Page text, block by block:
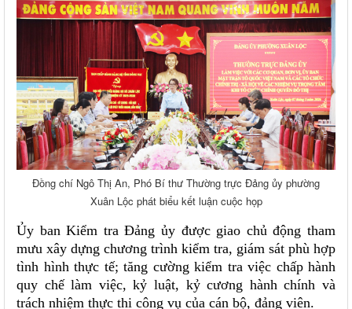
Đồng chí Ngô Thị An, Phó Bí thư Thường trực Đảng ủy phường
Xuân Lộc phát biểu kết luận cuộc họp
Ủy ban Kiểm tra Đảng ủy được giao chủ động tham
mưu xây dựng chương trình kiểm tra, giám sát phù hợp
tình hình thực tế; tăng cường kiểm tra việc chấp hành
quy chế làm việc, kỷ luật, kỷ cương hành chính và
trách nhiệm thực thi công vụ của cán bộ, đảng viên.